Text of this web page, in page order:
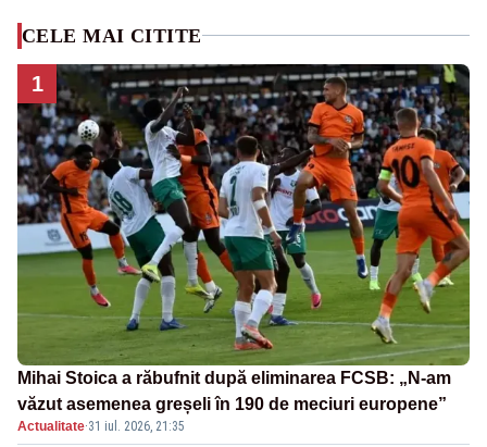
CELE MAI CITITE
1
Mihai Stoica a răbufnit după eliminarea FCSB: „N-am
văzut asemenea greșeli în 190 de meciuri europene”
Actualitate·31 iul. 2026, 21:35